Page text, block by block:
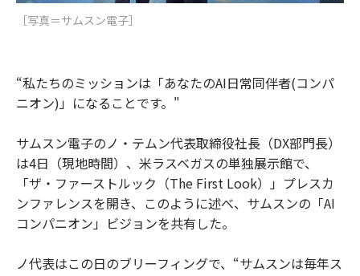
［写真＝サムスン電子］
“私たちのミッションは「あなたのAI日常同伴者(コンパ
ニオン)」になることです。"
サムスン電子のノ・テムン代表取締役社長（DX部門長）
は4日（現地時間）、米ラスベガスの単独展示館で、
「ザ・ファーストルック（The First Look）」プレスカ
ンファレンスを開き、このように述べ、サムスンの「AI
コンパニオン」ビジョンを共有した。
ノ代表はこの日のブリーフィングで、“サムスンは毎年ス